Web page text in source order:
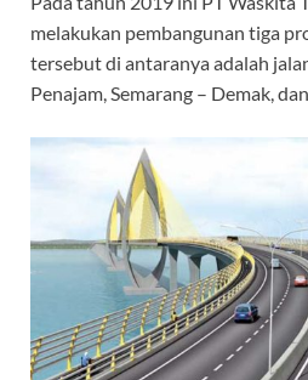
melakukan pembangunan tiga
tersebut di antaranya adalah
Penajam, Semarang – Demak,